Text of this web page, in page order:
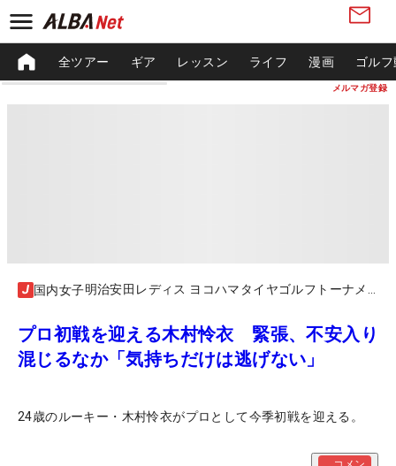
メルマガ登録
全ツアー ギア レッスン ライフ 漫画 ゴル
国内女子
プロ初戦を迎える木村怜衣 緊張、不安入り
混じるなか「気持ちだけは逃げない」
24歳のルーキー・木村怜衣がプロとして今季初戦を迎える。